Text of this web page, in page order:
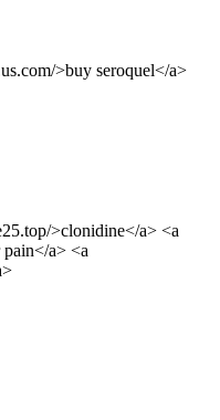
>buy seroquel</a>
>clonidine</a> <a
a> <a